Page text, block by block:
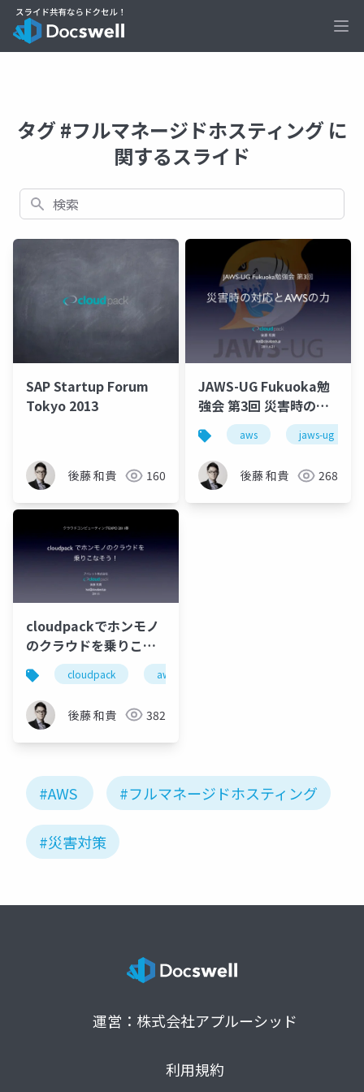
タグ #フルマネージドホスティング に
関するスライド
検索
SAP Startup Forum
Tokyo 2013
後藤 和貴 160
JAWS-UG Fukuoka勉
強会 第3回 災害時の対
応とAWSの力
aws jaws-ug
後藤 和貴 268
cloudpackでホンモノ
のクラウドを乗りこな
そう
cloudpack aws
後藤 和貴 382
#AWS #フルマネージドホスティング
#災害対策
運営：株式会社アプルーシッド
利用規約